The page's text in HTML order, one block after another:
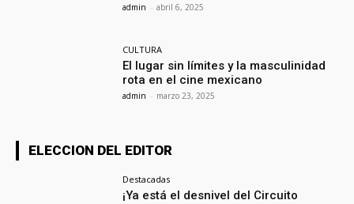
admin - abril 6, 2025
CULTURA
El lugar sin límites y la masculinidad
rota en el cine mexicano
admin - marzo 23, 2025
ELECCION DEL EDITOR
Destacadas
¡Ya está el desnivel del Circuito